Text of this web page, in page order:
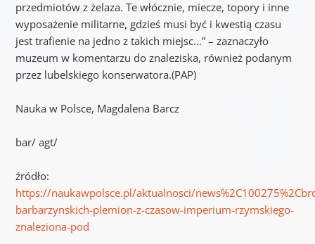
przedmiotów z żelaza. Te włócznie, miecze, topory i inne
wyposażenie militarne, gdzieś musi być i kwestią czasu
jest trafienie na jedno z takich miejsc…” – zaznaczyło
muzeum w komentarzu do znaleziska, również podanym
przez lubelskiego konserwatora.(PAP)
Nauka w Polsce, Magdalena Barcz
bar/ agt/
źródło:
https://naukawpolsce.pl/aktualnosci/
barbarzynskich-plemion-z-czasow-imperium-rzymskiego-
znaleziona-pod